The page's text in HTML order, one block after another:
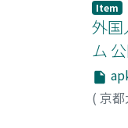
Item
外国
ム
( 京